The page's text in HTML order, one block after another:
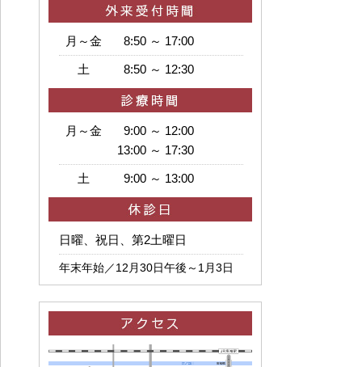
月～金 8:50 ～ 17:00
土 8:50 ～ 12:30
月～金
9:00 ～ 12:00
13:00 ～ 17:30
土 9:00 ～ 13:00
日曜、祝日、第2土曜日
年末年始／12月30日午後～1月3日